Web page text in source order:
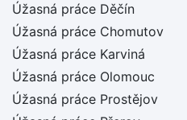
Úžasná práce Děčín
Úžasná práce Chomutov
Úžasná práce Karviná
Úžasná práce Olomouc
Úžasná práce Prostějov